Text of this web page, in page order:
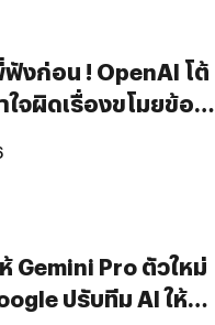
งก่อน ! OpenAI โต้
ใจผิดเรื่องขโมยข้อมูล
Gemini Pro ตัวใหม่
ปรับทีม AI ให้